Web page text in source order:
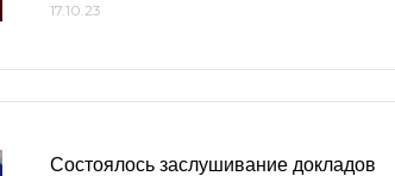
17.10.23
Состоялось заслушивание докладов